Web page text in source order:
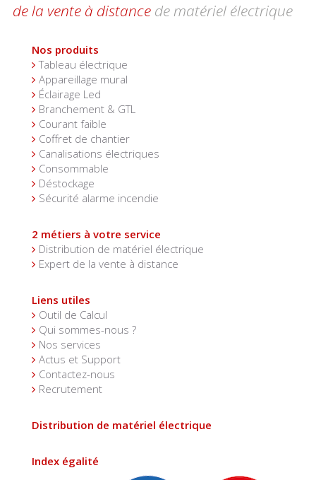
de la vente à distance de matériel électrique
Nos produits
Tableau électrique
Appareillage mural
Éclairage Led
Branchement & GTL
Courant faible
Coffret de chantier
Canalisations électriques
Consommable
Déstockage
Sécurité alarme incendie
2 métiers à votre service
Distribution de matériel électrique
Expert de la vente à distance
Liens utiles
Outil de Calcul
Qui sommes-nous ?
Nos services
Actus et Support
Contactez-nous
Recrutement
Distribution de matériel électrique
Index égalité